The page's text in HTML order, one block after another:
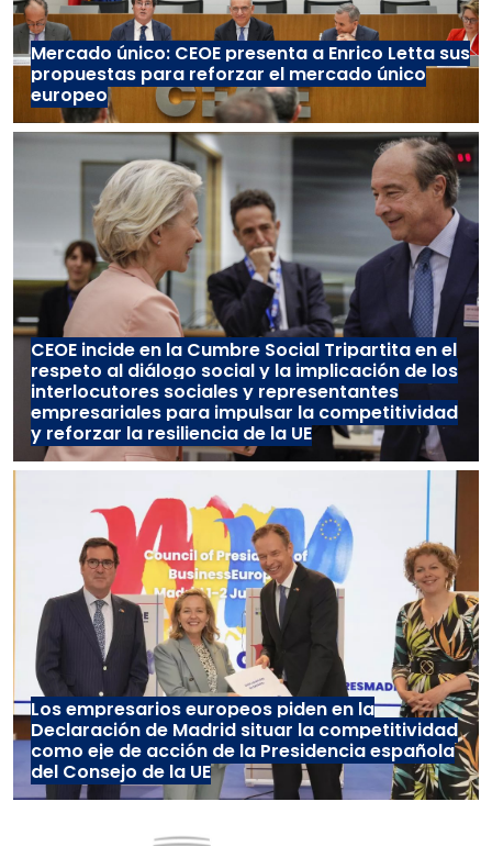
Mercado único: CEOE presenta a Enrico Letta sus
propuestas para reforzar el mercado único
europeo
CEOE incide en la Cumbre Social Tripartita en el
respeto al diálogo social y la implicación de los
interlocutores sociales y representantes
empresariales para impulsar la competitividad
y reforzar la resiliencia de la UE
Los empresarios europeos piden en la
Declaración de Madrid situar la competitividad
como eje de acción de la Presidencia española
del Consejo de la UE